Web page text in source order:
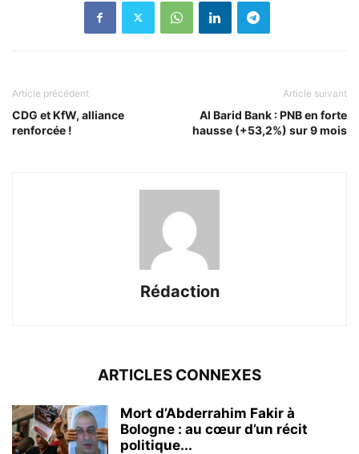
Article précédent
CDG et KfW, alliance
renforcée !
Article suivant
Al Barid Bank : PNB en forte
hausse (+53,2%) sur 9 mois
Rédaction
ARTICLES CONNEXES
Mort d’Abderrahim Fakir à
Bologne : au cœur d’un récit
politique...